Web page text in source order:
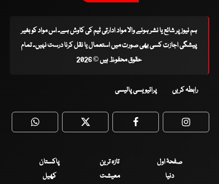
ہم نیوز پر شائع یا نشر ہونے والا مواد ادارتی ٹیم کی کاوش ہے۔ اس مواد کو بغیر
پیشگی اجازت کسی بھی صورت میں استعمال یا نقل کرنا درست نہیں۔ تمام
حقوق محفوظ ہیں © 2026
رابطہ کریں پرائیویسی پالیسی
WhatsApp Twitter Facebook
صفحۂ اول تازہ ترین
پاکستان
دنیا
معیشت کھیل